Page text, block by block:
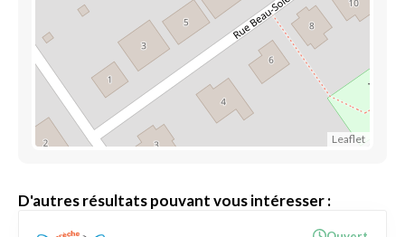
Leaflet
D'autres résultats pouvant vous intéresser :